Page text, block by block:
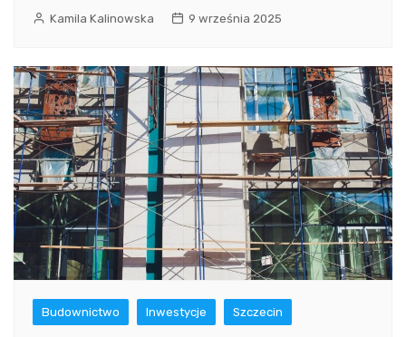
Kamila Kalinowska 9 września 2025
Budownictwo Inwestycje Szczecin